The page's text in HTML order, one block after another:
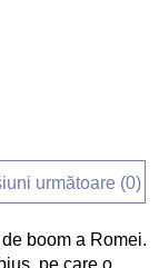
următoare (0)
boom a Romei.
pe care o